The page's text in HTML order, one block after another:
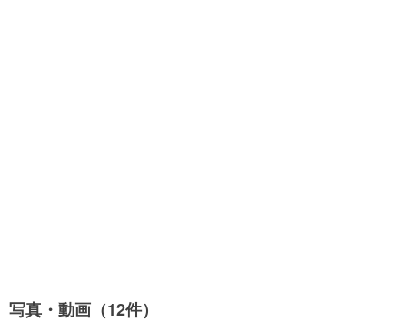
写真・動画（12件）